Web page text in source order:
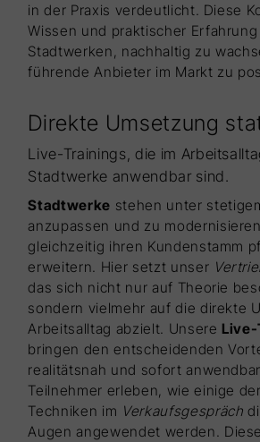
in der Praxis verdeutlicht. Diese
Wissen und praktischer
Stadtwerken, nachhaltig zu
führende Anbieter im Markt zu
Direkte Umsetzung
Live-Trainings, die im
Stadtwerke anwendbar sind.
Stadtwerke stehen unter
anzupassen und zu
gleichzeitig ihren Kundenstamm
erweitern. Hier setzt unser
das sich nicht nur auf Theorie
sondern vielmehr auf die direkte
Arbeitsalltag abzielt. Unsere
bringen den entscheidenden
realitätsnah und sofort
Teilnehmer erleben, wie einige
Techniken im Verkaufsgespräch
Augen angewendet werden.